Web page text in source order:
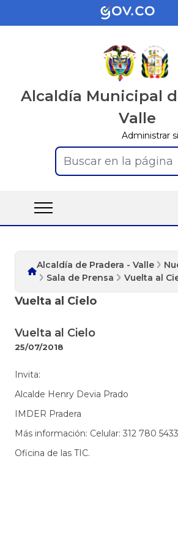
Alcaldía Municipal
Valle
Administrar
Buscar en la página
Alcaldía de Pradera - Valle
Sala de Prensa
Vuelta al
Vuelta al Cielo
Vuelta al Cielo
25/07/2018
​Invita:
Alcalde Henry Devia Prado
IMDER Pradera
Más información: Celular: 312 780
Oficina de las TIC.